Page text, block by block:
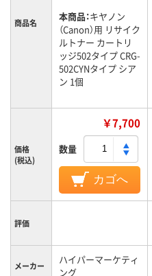
商品名 本商品：キヤノン
（Canon）用 リサイク
ルトナー カートリ
ッジ502タイプ CRG-
502CYNタイプ シア
ン 1個
価格
(税込)
￥7,700
数量
カゴへ
評価
メーカー
ハイパーマーケティ
ング